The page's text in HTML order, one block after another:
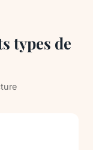
types de